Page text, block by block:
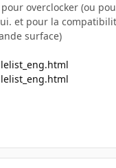
overclocker (ou
et pour la
surface)